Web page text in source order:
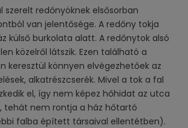
szerelt redőnyöknek elsősorban
van jelentősége. A redőny tokja
külső burkolata alatt. A redőnytok alsó
közelről látszik. Ezen található a
keresztül könnyen elvégezhetőek az
alkatrészcserék. Mivel a tok a fal
el, így nem képez hőhidat az utca
tehát nem rontja a ház hőtartó
falba épített társaival ellentétben).